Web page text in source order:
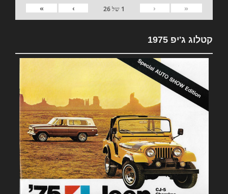
«
‹
1 של26
›
»
קטלוג ג'יפ 1975